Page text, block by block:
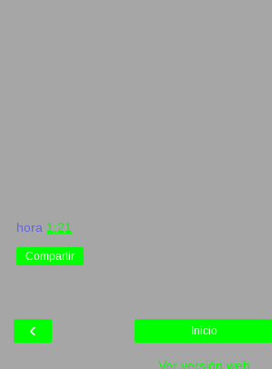
hora 1:21
Compartir
‹ Inicio
Ver versión web